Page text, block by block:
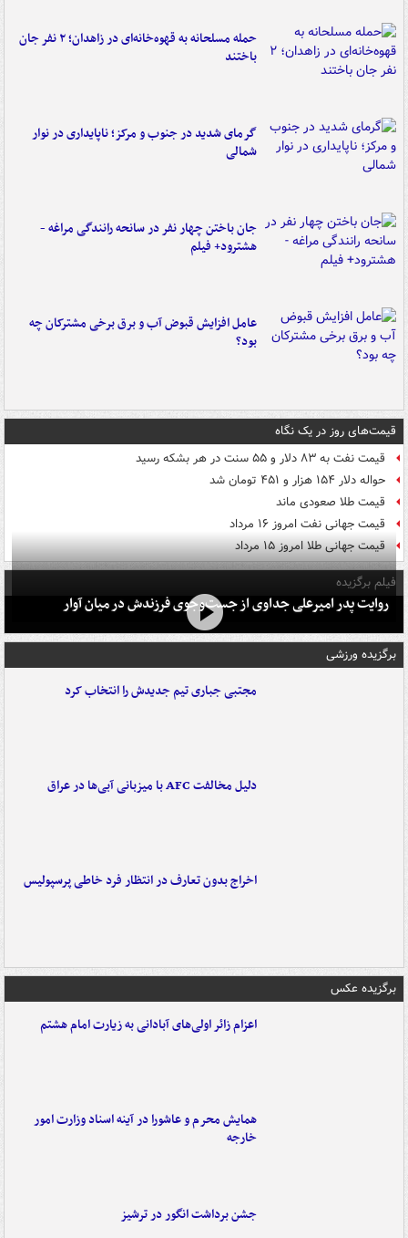
حمله مسلحانه به قهوه‌خانه‌ای در زاهدان؛ ۲ نفر جان
باختند
گرمای شدید در جنوب و مرکز؛ ناپایداری در نوار
شمالی
جان باختن چهار نفر در سانحه رانندگی مراغه -
هشترود+ فیلم
عامل افزایش قبوض آب و برق برخی مشترکان چه
بود؟
قیمت‌های روز در یک نگاه
قیمت نفت به ۸۳ دلار و ۵۵ سنت در هر بشکه رسید
حواله دلار ۱۵۴ هزار و ۴۵۱ تومان شد
قیمت طلا صعودی ماند
قیمت جهانی نفت امروز ۱۶ مرداد
قیمت جهانی طلا امروز ۱۵ مرداد
فیلم برگزیده
روایت پدر امیرعلی جداوی از جست‌وجوی فرزندش در میان آوار
برگزیده ورزشی
مجتبی جباری تیم جدیدش را انتخاب کرد
دلیل مخالفت AFC با میزبانی آبی‌ها در عراق
اخراج بدون تعارف در انتظار فرد خاطی پرسپولیس
برگزیده عکس
اعزام زائر اولی‌های آبادانی به زیارت امام هشتم
همایش محرم و عاشورا در آینه اسناد وزارت امور
خارجه
جشن برداشت انگور در ترشیز